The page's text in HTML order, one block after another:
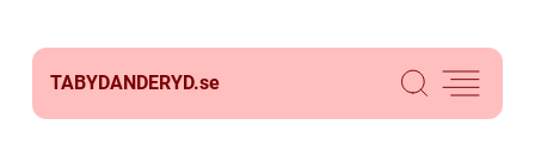
TABYDANDERYD.se